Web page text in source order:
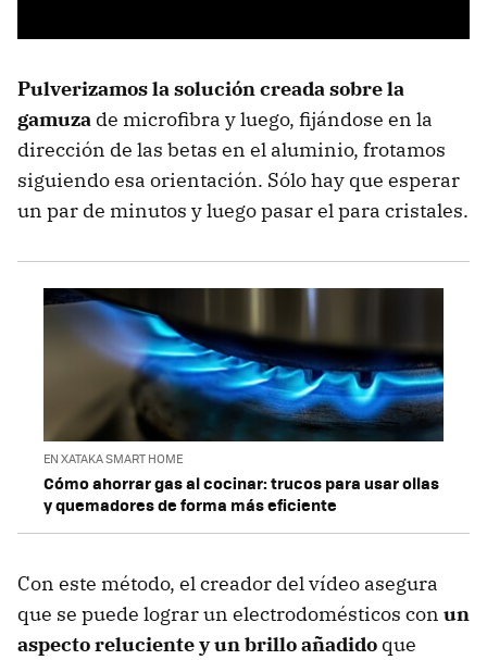
Pulverizamos la solución creada sobre la
gamuza de microfibra y luego, fijándose en la
dirección de las betas en el aluminio, frotamos
siguiendo esa orientación. Sólo hay que esperar
un par de minutos y luego pasar el para cristales.
EN XATAKA SMART HOME
Cómo ahorrar gas al cocinar: trucos para usar ollas
y quemadores de forma más eficiente
Con este método, el creador del vídeo asegura
que se puede lograr un electrodomésticos con un
aspecto reluciente y un brillo añadido que